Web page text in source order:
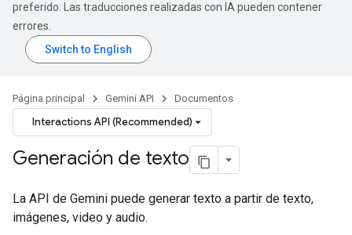
preferido. Las traducciones realizadas con IA pueden contener
errores.
Página principal Gemini API Documentos
Interactions API (Recommended)
Generación de texto
La API de Gemini puede generar texto a partir de texto,
imágenes, video y audio.